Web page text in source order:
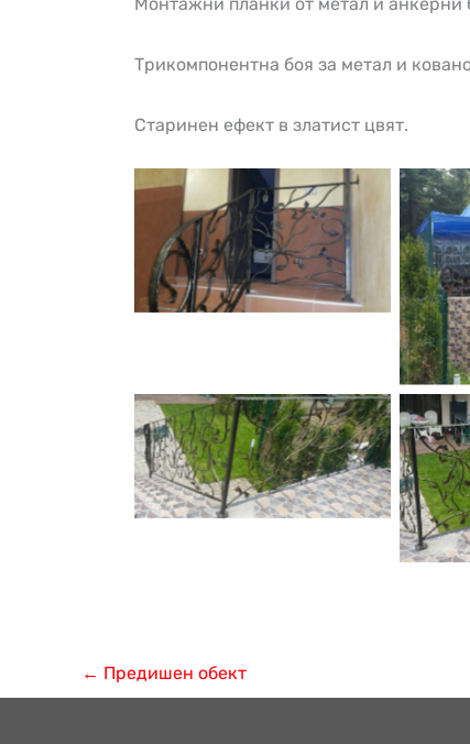
Монтажни планки от метал и анкерни
Трикомпонентна боя за метал и
Старинен ефект в златист цвят.
← Предишен обект